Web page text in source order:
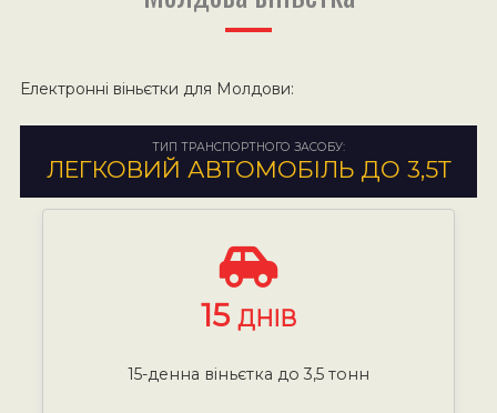
Електронні віньєтки для Молдови:
ТИП ТРАНСПОРТНОГО ЗАСОБУ:
ЛЕГКОВИЙ АВТОМОБІЛЬ ДО 3,5Т
15 ДНІВ
15-денна віньєтка до 3,5 тонн